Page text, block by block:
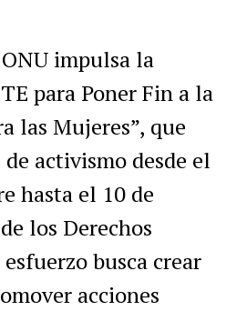
impulsa la
para Poner Fin a la
las Mujeres”, que
activismo desde el
hasta el 10 de
los Derechos
busca crear
acciones